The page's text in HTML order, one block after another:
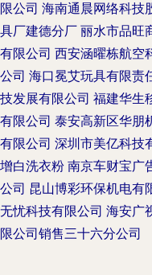
限公司 海南通晨网络科技
具厂建德分厂 丽水市品旺
有限公司 西安涵曜栋航空
公司 海口冕艾玩具有限责
技发展有限公司 福建华生
有限公司 泰安高新区华朋
有限公司 深圳市美亿科技
增白洗衣粉 南京车财宝广
公司 昆山博彩环保机电有
无忧科技有限公司 海安广
限公司销售三十六分公司